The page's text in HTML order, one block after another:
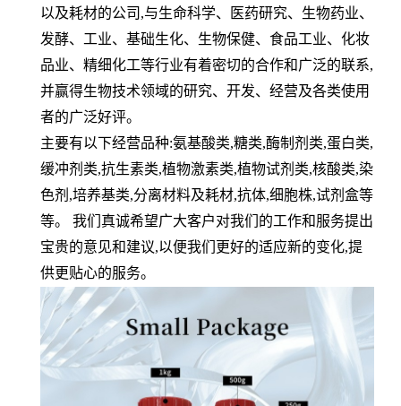
以及耗材的公司 ,与生命科学、医药研究、生物药业、
发酵、工业、基础生化、生物保健、食品工业、化妆
品业、精细化工等行业有着密切的合作和广泛的联系,
并赢得生物技术领域的研究、开发、经营及各类使用
者的广泛好评。
主要有以下经营品种:氨基酸类,糖类,酶制剂类,蛋白类,
缓冲剂类,抗生素类,植物激素类,植物试剂类,核酸类,染
色剂 ,培养基类,分离材料及耗材,抗体,细胞株,试剂盒等
等。 我们真诚希望广大客户对我们的工作和服务提出
宝贵的意见和建议,以便我们更好的适应新的变化,提
供更贴心的服务。